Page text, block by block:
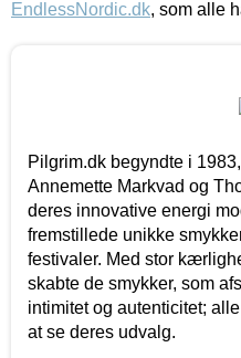
EndlessNordic.dk, som alle
Pilgrim.dk begyndte i
Annemette Markvad og
deres innovative energi
fremstillede unikke
festivaler. Med stor
skabte de smykker, som
intimitet og autenticitet;
at se deres udvalg.